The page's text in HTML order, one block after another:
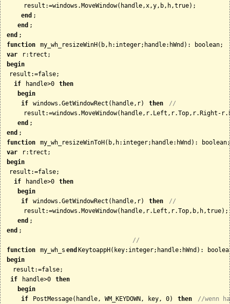
     result:=windows.MoveWindow(handle,x,y,b,h,true);
end ;
end
end
function
var
begin
result:=false;
if
handle>0
then
begin
if
windows.GetWindowRect(handle,r) then
//
result:=windows.MoveWindow(handle,r.Left,r.Top,r.Right-
end
end
function
var
begin
result:=false;
if
handle>0
then
begin
if
windows.GetWindowRect(handle,r) then
//
     result:=windows.MoveWindow(handle,r.Left,r.Top,b,h,true);
end
end ;
//
function
my_wh_s end
begin
  result:=false;
if
handle>0
then
begin
if
PostMessage(handle, WM_KEYDOWN, key, 0) then
//wenn